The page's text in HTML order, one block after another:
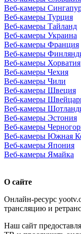
Веб-камеры
Веб-камеры Турция
Веб-камеры Тайланд
Веб-камеры Украина
Веб-камеры Франция
Веб-камеры
Веб-камеры Хорватия
Веб-камеры Чехия
Веб-камеры Чили
Веб-камеры Швеция
Веб-камеры
Веб-камеры
Веб-камеры Эстония
Веб-камеры
Веб-камеры Южная
Веб-камеры Япония
Веб-камеры Ямайка
О сайте
Онлайн-ресурс
трансляцию и
Наш сайт